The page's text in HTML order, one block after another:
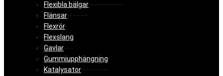
Flexibla bälgar
Flänsar
Flexrör
Flexslang
Gavlar
Gummiupphängning
Katalysator